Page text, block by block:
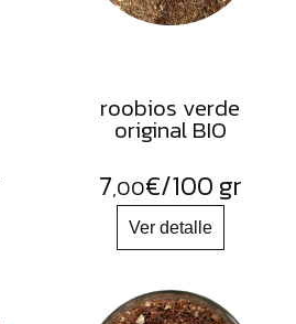
roobios verde
original BIO
7,00€/100 gr